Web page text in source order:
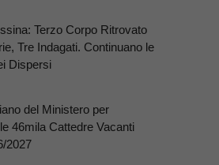
Terzo Corpo Ritrovato
Tre Indagati. Continuano le
Dispersi
del Ministero per
46mila Cattedre Vacanti
2027